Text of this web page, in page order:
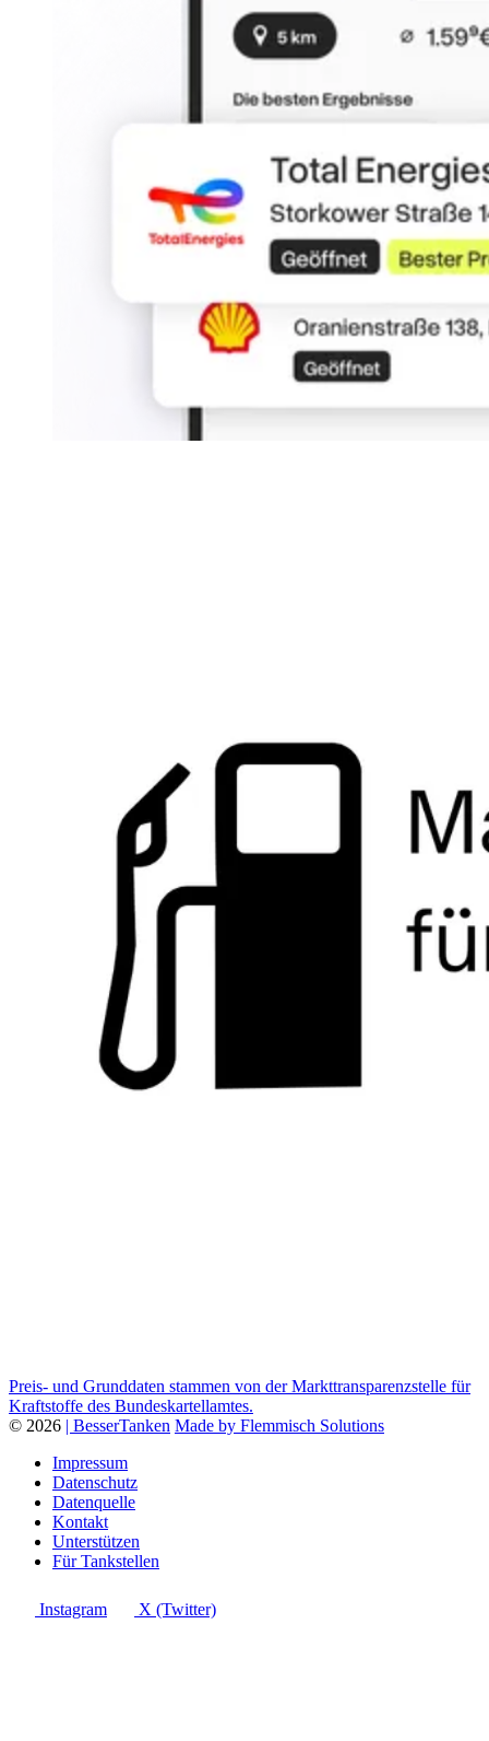
Preis- und Grunddaten stammen von der Markttransparenzstelle für
Kraftstoffe des Bundeskartellamtes.
© 2026 | BesserTanken Made by Flemmisch Solutions
Impressum
Datenschutz
Datenquelle
Kontakt
Unterstützen
Für Tankstellen
Instagram X (Twitter)